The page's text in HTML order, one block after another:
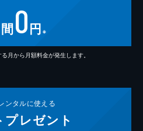
0円 ※
月から月額料金が発生します。
ンタルに使える
プレゼント